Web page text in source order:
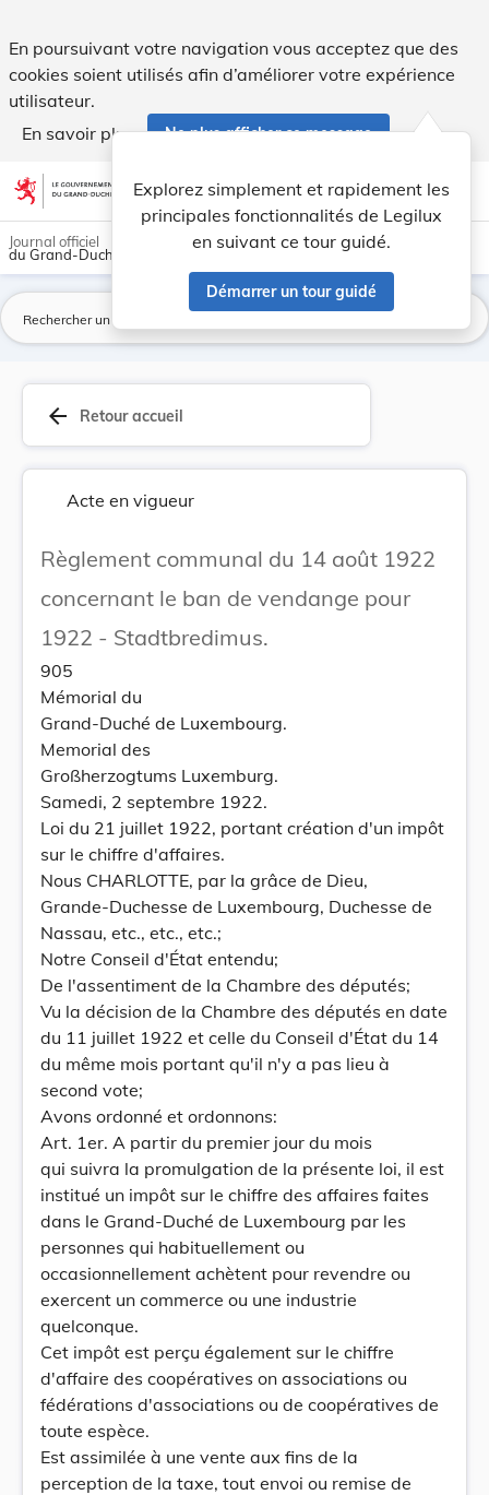
En poursuivant votre navigation vous acceptez que des
cookies soient utilisés afin d’améliorer votre expérience
utilisateur.
En savoir plus
Ne plus afficher ce message
Aller au contenu account_circle help Aide
Explorez simplement et rapidement les
principales fonctionnalités de Legilux
en suivant ce tour guidé.
Démarrer un tour guidé
light_mode dark_mode
Journal officiel
du Grand-Duché de Luxembourg
arrow_back Retour accueil
Acte en vigueur
Règlement communal du 14 août 1922
concernant le ban de vendange pour
1922 - Stadtbredimus.
905
Mémorial du
Grand-Duché de Luxembourg.
Memorial des
Großherzogtums Luxemburg.
Samedi, 2 septembre 1922.
Loi du 21 juillet 1922, portant création d'un impôt
sur le chiffre d'affaires.
Nous CHARLOTTE, par la grâce de Dieu,
Grande-Duchesse de Luxembourg, Duchesse de
Nassau, etc., etc., etc.;
Notre Conseil d'État entendu;
De l'assentiment de la Chambre des députés;
Vu la décision de la Chambre des députés en date
du 11 juillet 1922 et celle du Conseil d'État du 14
du même mois portant qu'il n'y a pas lieu à
second vote;
Avons ordonné et ordonnons:
Art. 1er. A partir du premier jour du mois
qui suivra la promulgation de la présente loi, il est
institué un impôt sur le chiffre des affaires faites
dans le Grand-Duché de Luxembourg par les
personnes qui habituellement ou
occasionnellement achètent pour revendre ou
exercent un commerce ou une industrie
quelconque.
Cet impôt est perçu également sur le chiffre
d'affaire des coopératives on associations ou
fédérations d'associations ou de coopératives de
toute espèce.
Est assimilée à une vente aux fins de la
perception de la taxe, tout envoi ou remise de